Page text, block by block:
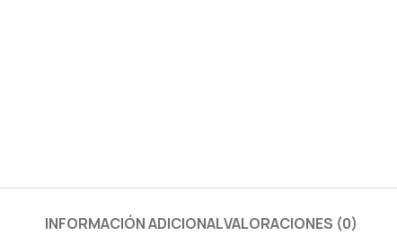
INFORMACIÓN ADICIONALVALORACIONES (0)